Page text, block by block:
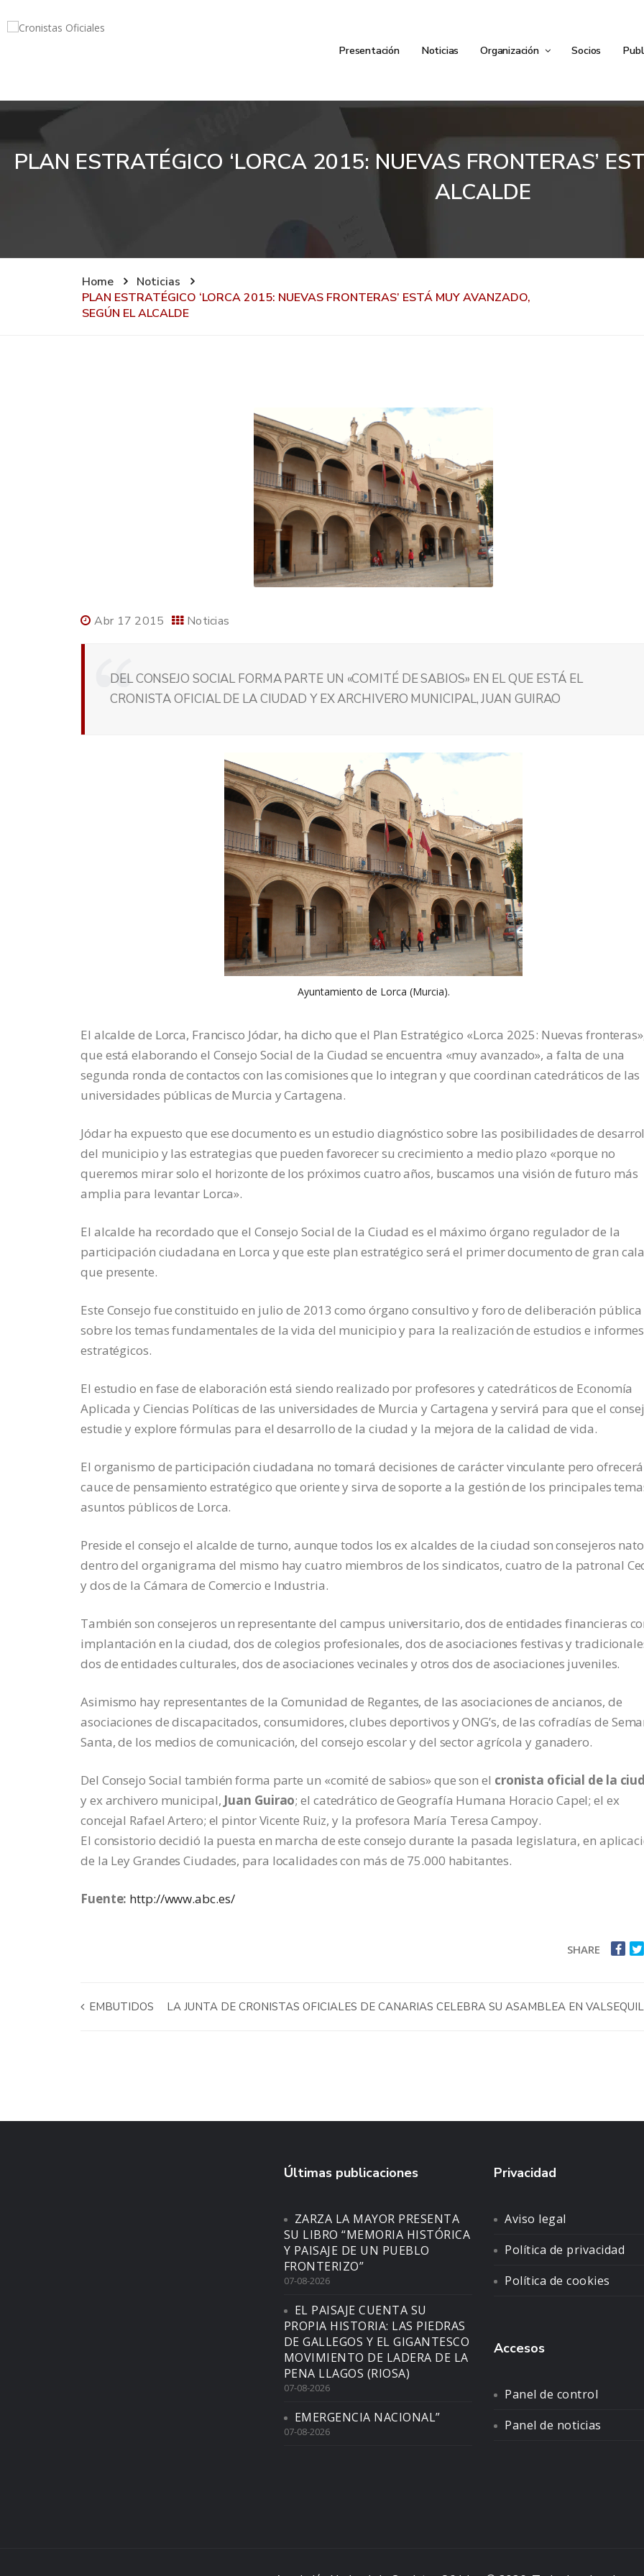
Presentación Noticias Organización Socios
PLAN ESTRATÉGICO ‘LORCA 2015: NUEVAS FRONTERAS’
ALCALDE
Home
Noticias
PLAN ESTRATÉGICO ‘LORCA 2015: NUEVAS FRONTERAS’ ESTÁ MUY AVANZADO,
SEGÚN EL ALCALDE
Abr 17 2015 Noticias
DEL CONSEJO SOCIAL FORMA PARTE UN «COMITÉ DE SABIOS» EN EL QUE ESTÁ EL
CRONISTA OFICIAL DE LA CIUDAD Y EX ARCHIVERO MUNICIPAL, JUAN GUIRAO
Ayuntamiento de Lorca (Murcia).
El alcalde de Lorca, Francisco Jódar, ha dicho que el Plan Estratégico «Lorca 2025: Nuevas
que está elaborando el Consejo Social de la Ciudad se encuentra «muy avanzado», a falta de una
segunda ronda de contactos con las comisiones que lo integran y que coordinan catedráticos de las
universidades públicas de Murcia y Cartagena.
Jódar ha expuesto que ese documento es un estudio diagnóstico sobre las posibilidades de
del municipio y las estrategias que pueden favorecer su crecimiento a medio plazo «porque no
queremos mirar solo el horizonte de los próximos cuatro años, buscamos una visión de futuro más
amplia para levantar Lorca».
El alcalde ha recordado que el Consejo Social de la Ciudad es el máximo órgano regulador de la
participación ciudadana en Lorca y que este plan estratégico será el primer documento de gran
que presente.
Este Consejo fue constituido en julio de 2013 como órgano consultivo y foro de deliberación pública
sobre los temas fundamentales de la vida del municipio y para la realización de estudios e informes
estratégicos.
El estudio en fase de elaboración está siendo realizado por profesores y catedráticos de Economía
Aplicada y Ciencias Políticas de las universidades de Murcia y Cartagena y servirá para que el
estudie y explore fórmulas para el desarrollo de la ciudad y la mejora de la calidad de vida.
El organismo de participación ciudadana no tomará decisiones de carácter vinculante pero
cauce de pensamiento estratégico que oriente y sirva de soporte a la gestión de los principales
asuntos públicos de Lorca.
Preside el consejo el alcalde de turno, aunque todos los ex alcaldes de la ciudad son consejeros
dentro del organigrama del mismo hay cuatro miembros de los sindicatos, cuatro de la patronal
y dos de la Cámara de Comercio e Industria.
También son consejeros un representante del campus universitario, dos de entidades financieras
implantación en la ciudad, dos de colegios profesionales, dos de asociaciones festivas y
dos de entidades culturales, dos de asociaciones vecinales y otros dos de asociaciones juveniles.
Asimismo hay representantes de la Comunidad de Regantes, de las asociaciones de ancianos, de
asociaciones de discapacitados, consumidores, clubes deportivos y ONG’s, de las cofradías de
Santa, de los medios de comunicación, del consejo escolar y del sector agrícola y ganadero.
Del Consejo Social también forma parte un «comité de sabios» que son el cronista oficial de la
y ex archivero municipal, Juan Guirao; el catedrático de Geografía Humana Horacio Capel; el ex
concejal Rafael Artero; el pintor Vicente Ruiz, y la profesora María Teresa Campoy.
El consistorio decidió la puesta en marcha de este consejo durante la pasada legislatura, en
de la Ley Grandes Ciudades, para localidades con más de 75.000 habitantes.
Fuente: http://www.abc.es/
SHARE
EMBUTIDOS LA JUNTA DE CRONISTAS OFICIALES DE CANARIAS CELEBRA SU ASAMBLEA EN
Últimas publicaciones
ZARZA LA MAYOR PRESENTA
SU LIBRO “MEMORIA HISTÓRICA
Y PAISAJE DE UN PUEBLO
FRONTERIZO”
07-08-2026
EL PAISAJE CUENTA SU
PROPIA HISTORIA: LAS PIEDRAS
DE GALLEGOS Y EL GIGANTESCO
MOVIMIENTO DE LADERA DE LA
PENA LLAGOS (RIOSA)
07-08-2026
EMERGENCIA NACIONAL”
07-08-2026
Privacidad
Aviso legal
Política de privacidad
Política de cookies
Accesos
Panel de control
Panel de noticias